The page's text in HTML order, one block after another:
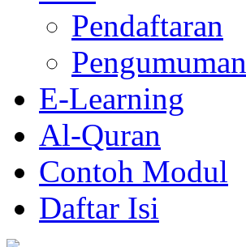
Pendaftaran
Pengumuman
E-Learning
Al-Quran
Contoh Modul
Daftar Isi